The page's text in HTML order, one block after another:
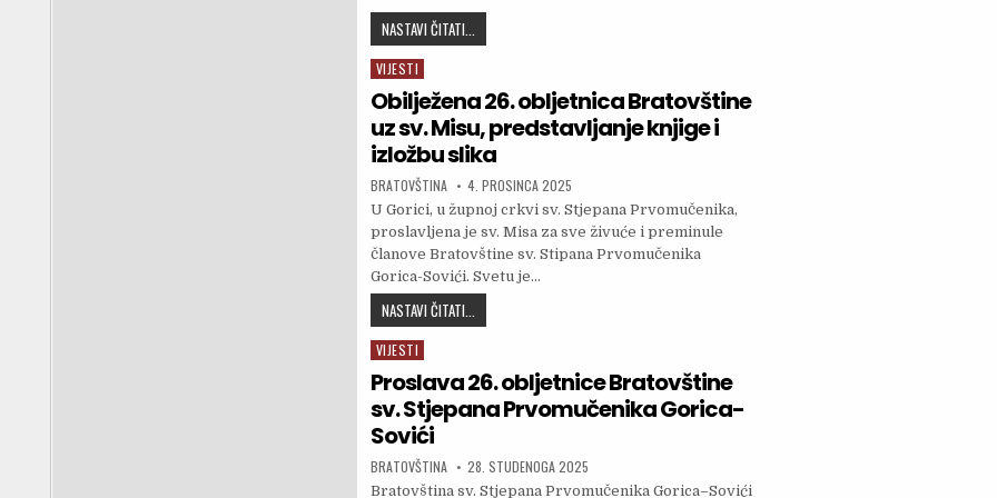
NASTAVI ČITATI...
Posted in
VIJESTI
Obilježena 26. obljetnica Bratovštine
uz sv. Misu, predstavljanje knjige i
izložbu slika
AUTHOR:
BRATOVŠTINA PUBLISHED DATE:
4. PROSINCA 2025
U Gorici, u župnoj crkvi sv. Stjepana Prvomučenika,
proslavljena je sv. Misa za sve živuće i preminule
članove Bratovštine sv. Stipana Prvomučenika
Gorica-Sovići. Svetu je…
NASTAVI ČITATI...
Posted in
VIJESTI
Proslava 26. obljetnice Bratovštine
sv. Stjepana Prvomučenika Gorica-
Sovići
AUTHOR:
BRATOVŠTINA PUBLISHED DATE:
28. STUDENOGA 2025
Bratovština sv. Stjepana Prvomučenika Gorica–Sovići